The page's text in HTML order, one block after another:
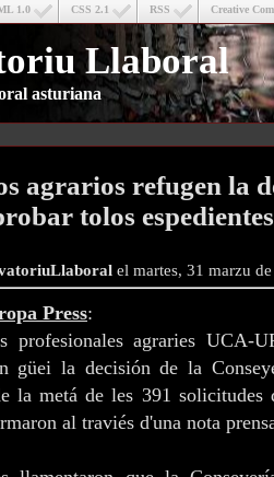
Creative
RSS
CSS 2.1
1.0
Llaboral
asturiana
agrarios refugen la
tolos
el martes, 31 marzu
Press:
profesionales agraries UCA-
güei la decisión de la
la metá de les 391 solicitudes
al traviés d'una nota